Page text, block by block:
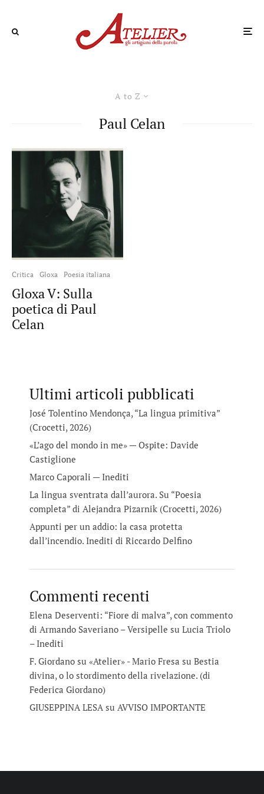
A to Z
Paul Celan
Critica Gloxa Poesia italiana
Gloxa V: Sulla
poetica di Paul
Celan
Ultimi articoli pubblicati
José Tolentino Mendonça, “La lingua primitiva”
(Crocetti, 2026)
«L’ago del mondo in me» — Ospite: Davide
Castiglione
Marco Caporali — Inediti
La lingua sventrata dall’aurora. Su “Poesia
completa” di Alejandra Pizarnik (Crocetti, 2026)
Appunti per un addio: la casa protetta
dall’incendio. Inediti di Riccardo Delfino
Commenti recenti
Elena Deserventi: “Fiore di malva”, con commento
di Armando Saveriano – Versipelle su Lucia Triolo
– Inediti
F. Giordano su «Atelier» - Mario Fresa su Bestia
divina, o lo stordimento della rivelazione. (di
Federica Giordano)
GIUSEPPINA LESAsu AVVISO IMPORTANTE